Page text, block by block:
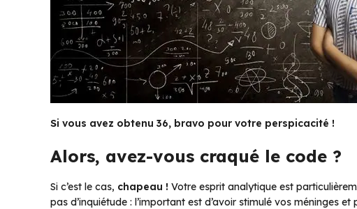
Si vous avez obtenu 36, bravo pour votre perspicacité !
Alors, avez-vous craqué le code ?
Si c’est le cas, chapeau ! Votre esprit analytique est
pas d’inquiétude : l’important est d’avoir stimulé vos méninges